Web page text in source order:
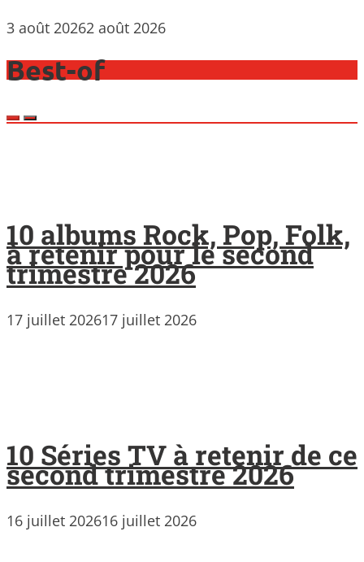
3 août 20262 août 2026
Best-of
10 albums Rock, Pop, Folk,
à retenir pour le second
trimestre 2026
17 juillet 202617 juillet 2026
10 Séries TV à retenir de ce
second trimestre 2026
16 juillet 202616 juillet 2026